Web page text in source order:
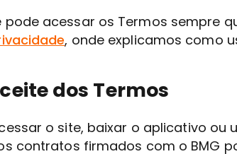
pode acessar os Termos sempre
, onde explicamos como
dos Termos
o site, baixar o aplicativo ou
contratos firmados com o BMG